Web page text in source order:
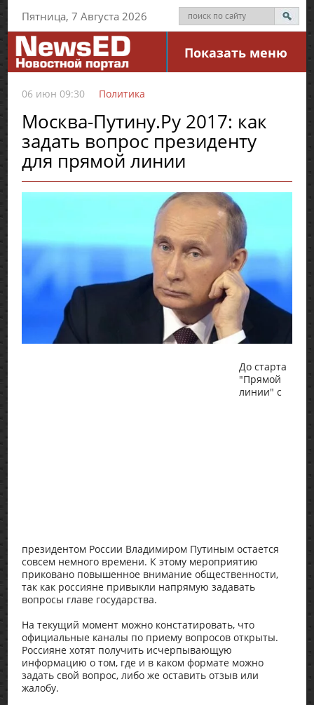
Пятница, 7 Августа 2026
Показать меню
06 июн 09:30 Политика
Москва-Путину.Ру 2017: как
задать вопрос президенту
для прямой линии
До старта
"Прямой
линии" с
президентом России Владимиром Путиным остается
совсем немного времени. К этому мероприятию
приковано повышенное внимание общественности,
так как россияне привыкли напрямую задавать
вопросы главе государства.
На текущий момент можно констатировать, что
официальные каналы по приему вопросов открыты.
Россияне хотят получить исчерпывающую
информацию о том, где и в каком формате можно
задать свой вопрос, либо же оставить отзыв или
жалобу.